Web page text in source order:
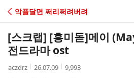
C
A
악플달면 쩌리쩌려버려
[스크랩] [흥미돋]메이
전드라마 ost
작
aczdrz
작
26.07.09
조
9,993